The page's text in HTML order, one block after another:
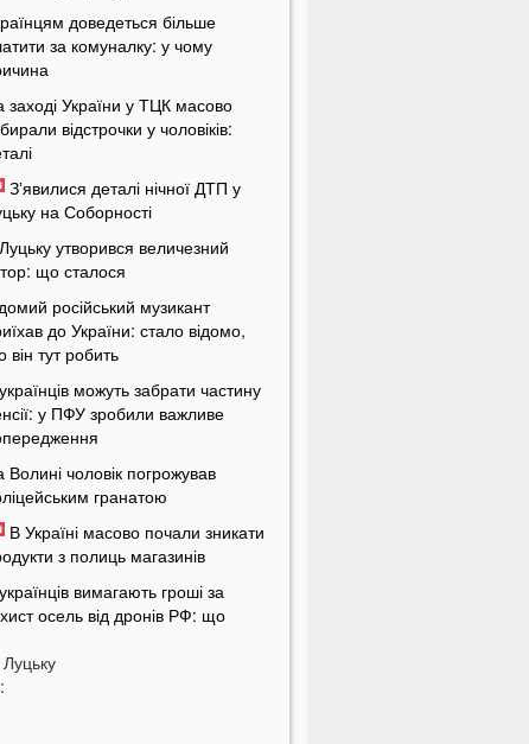
доведеться більше
за комуналку: у чому
заході України у ТЦК масово
відстрочки у чоловіків:
Зʼявилися деталі нічної ДТП у
на Соборності
утворився величезний
що сталося
російський музикант
до України: стало відомо,
він тут робить
можуть забрати частину
у ПФУ зробили важливе
Волині чоловік погрожував
гранатою
В Україні масово почали зникати
з полиць магазинів
вимагають гроші за
осель від дронів РФ: що
отримають нові дані про
під контроль потраплять
Луцьку